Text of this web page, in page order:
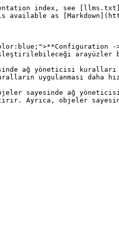
index, see
available as
-
arayüzler
ağ yöneticisi
uygulanması
sayesinde ağ
Ayrıca, objeler